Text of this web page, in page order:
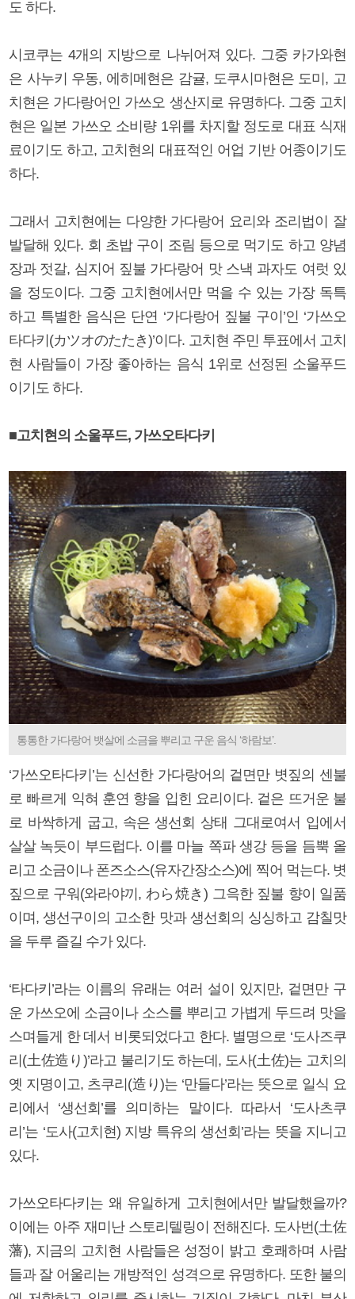
도 하다.
시코쿠는 4개의 지방으로 나뉘어져 있다. 그중 카가와현
은 사누키 우동, 에히메현은 감귤, 도쿠시마현은 도미, 고
치현은 가다랑어인 가쓰오 생산지로 유명하다. 그중 고치
현은 일본 가쓰오 소비량 1위를 차지할 정도로 대표 식재
료이기도 하고, 고치현의 대표적인 어업 기반 어종이기도
하다.
그래서 고치현에는 다양한 가다랑어 요리와 조리법이 잘
발달해 있다. 회 초밥 구이 조림 등으로 먹기도 하고 양념
장과 젓갈, 심지어 짚불 가다랑어 맛 스낵 과자도 여럿 있
을 정도이다. 그중 고치현에서만 먹을 수 있는 가장 독특
하고 특별한 음식은 단연 ‘가다랑어 짚불 구이’인 ‘가쓰오
타다키(カツオのたたき)’이다. 고치현 주민 투표에서 고치
현 사람들이 가장 좋아하는 음식 1위로 선정된 소울푸드
이기도 하다.
■고치현의 소울푸드, 가쓰오타다키
통통한 가다랑어 뱃살에 소금을 뿌리고 구운 음식 ‘하람보’.
‘가쓰오타다키’는 신선한 가다랑어의 겉면만 볏짚의 센불
로 빠르게 익혀 훈연 향을 입힌 요리이다. 겉은 뜨거운 불
로 바싹하게 굽고, 속은 생선회 상태 그대로여서 입에서
살살 녹듯이 부드럽다. 이를 마늘 쪽파 생강 등을 듬뿍 올
리고 소금이나 폰즈소스(유자간장소스)에 찍어 먹는다. 볏
짚으로 구워(와라야끼, わら焼き) 그윽한 짚불 향이 일품
이며, 생선구이의 고소한 맛과 생선회의 싱싱하고 감칠맛
을 두루 즐길 수가 있다.
‘타다키’라는 이름의 유래는 여러 설이 있지만, 겉면만 구
운 가쓰오에 소금이나 소스를 뿌리고 가볍게 두드려 맛을
스며들게 한 데서 비롯되었다고 한다. 별명으로 ‘도사즈쿠
리(土佐造り)’라고 불리기도 하는데, 도사(土佐)는 고치의
옛 지명이고, 츠쿠리(造り)는 ‘만들다’라는 뜻으로 일식 요
리에서 ‘생선회’를 의미하는 말이다. 따라서 ‘도사츠쿠
리’는 ‘도사(고치현) 지방 특유의 생선회’라는 뜻을 지니고
있다.
가쓰오타다키는 왜 유일하게 고치현에서만 발달했을까?
이에는 아주 재미난 스토리텔링이 전해진다. 도사번(土佐
藩), 지금의 고치현 사람들은 성정이 밝고 호쾌하며 사람
들과 잘 어울리는 개방적인 성격으로 유명하다. 또한 불의